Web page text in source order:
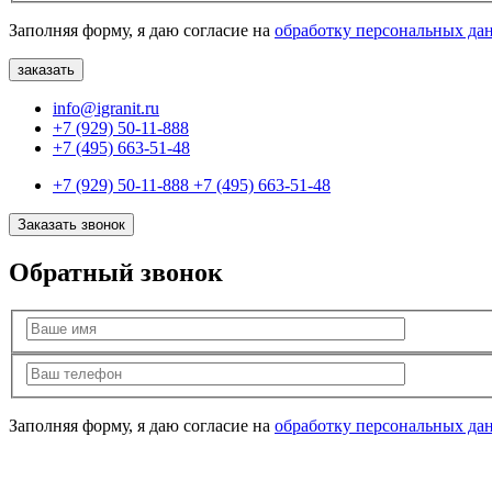
Заполняя форму, я даю согласие на обработку персональных
info@igranit.ru
+7 (929) 50-11-888
+7 (495) 663-51-48
+7 (929) 50-11-888 +7 (495) 663-51-48
Заказать звонок
Обратный звонок
Заполняя форму, я даю согласие на обработку персональных